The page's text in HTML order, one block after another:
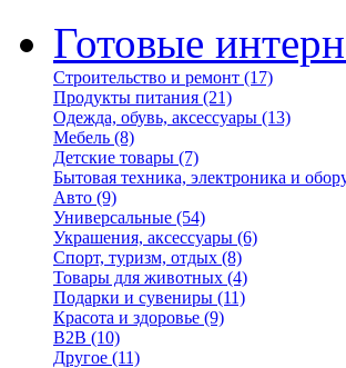
Готовые
Строительство и ремонт (17)
Продукты питания (21)
Одежда, обувь, аксессуары (13)
Мебель (8)
Детские товары (7)
Бытовая техника, электроника и
Авто (9)
Универсальные (54)
Украшения, аксессуары (6)
Спорт, туризм, отдых (8)
Товары для животных (4)
Подарки и сувениры (11)
Красота и здоровье (9)
B2B (10)
Другое (11)